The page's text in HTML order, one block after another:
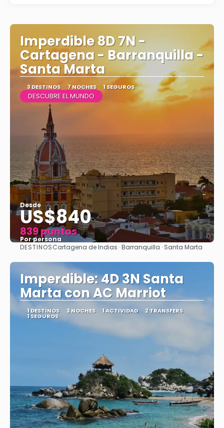
Imperdible 8D 7N -
Cartagena - Barranquilla -
Santa Marta
3 DESTINOS 7 NOCHES 1 SEGUROS
DESCUBRE EL MUNDO
Desde
US$840
839 puntos
Por persona
Ver
DESTINOSCartagena de Indias · Barranquilla · Santa Marta
Imperdible: 4D 3N Santa
Marta con AC Marriot
1 DESTINOS 3 NOCHES 1 ACTIVIDAD 2 TRANSFERS
1 SEGUROS